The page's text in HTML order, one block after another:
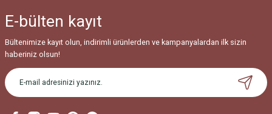
E-bülten kayıt
Bültenimize kayıt olun, indirimli ürünlerden ve kampanyalardan ilk sizin
haberiniz olsun!